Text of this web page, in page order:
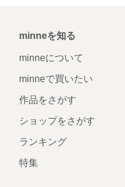
minneを知る
minneについて
minneで買いたい
作品をさがす
ショップをさがす
ランキング
特集